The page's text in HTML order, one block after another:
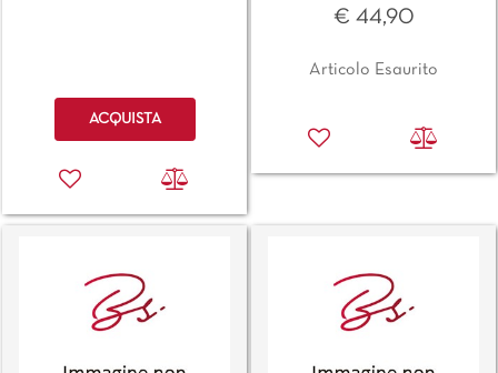
Quantità
ACQUISTA
€ 44,90
Articolo Esaurito